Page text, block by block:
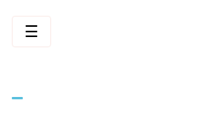
Navegación
☰